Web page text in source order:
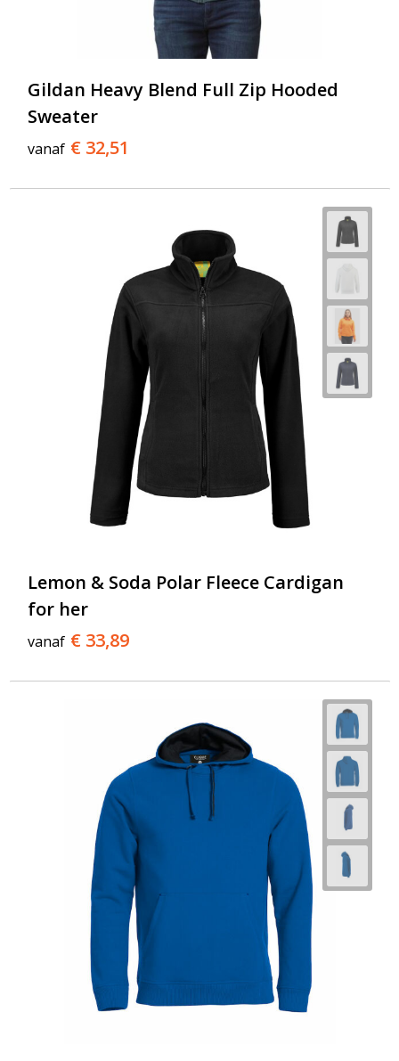
Gildan Heavy Blend Full Zip Hooded
Sweater
vanaf € 32,51
Lemon & Soda Polar Fleece Cardigan
for her
vanaf € 33,89